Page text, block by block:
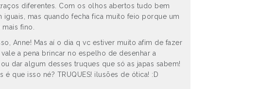
diferentes. Com os olhos abertos tudo bem
iguais, mas quando fecha fica muito feio porque um
fino.
Anne! Mas aí o dia q vc estiver muito afim de fazer
a pena brincar no espelho de desenhar a
dar algum desses truques que só as japas sabem!
é que isso né? TRUQUES! ilusões de ótica! :D